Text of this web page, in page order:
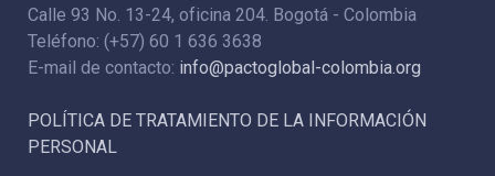
Calle 93 No. 13-24, oficina 204. Bogotá - Colombia
Teléfono: (+57) 60 1 636 3638
E-mail de contacto: info@pactoglobal-colombia.org
POLÍTICA DE TRATAMIENTO DE LA INFORMACIÓN
PERSONAL